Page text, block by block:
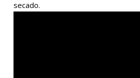
secado.